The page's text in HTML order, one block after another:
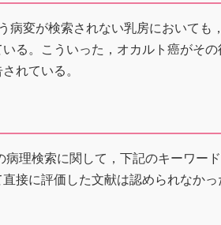
病変が検索されない乳房においても
る。こういった，オカルト癌がその
れている。
理検索に関して，下記のキーワー
接に評価した文献は認められなかっ